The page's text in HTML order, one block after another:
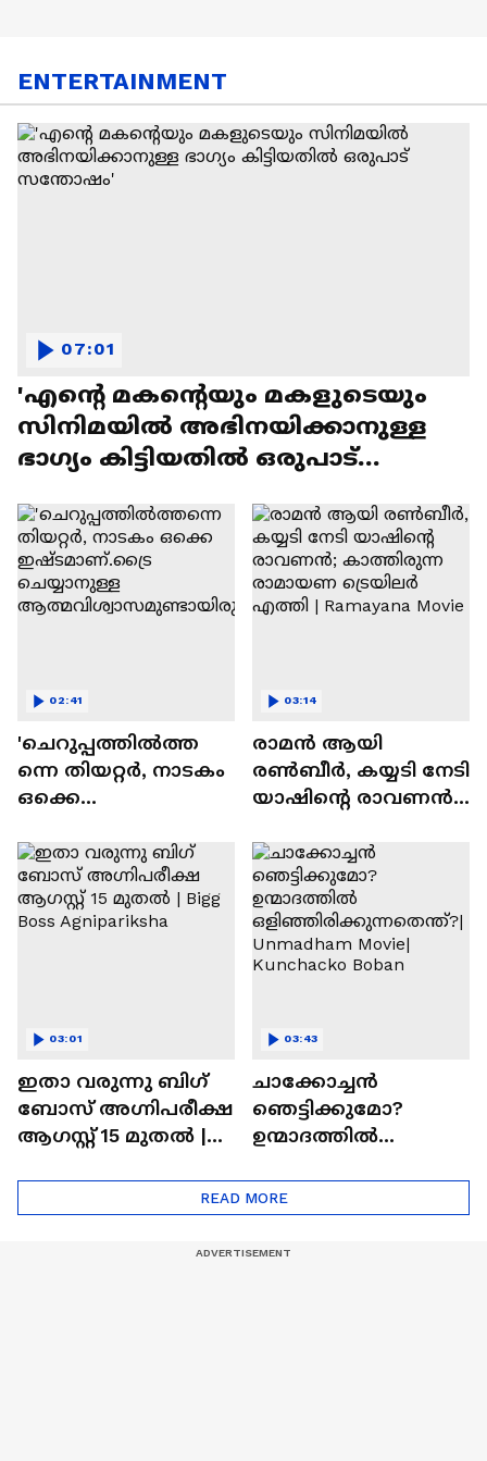
ENTERTAINMENT
'എന്റെ മകന്റെയും മകളുടെയും
സിനിമയിൽ അഭിനയിക്കാനുള്ള
ഭാഗ്യം കിട്ടിയതിൽ ഒരുപാട്
07:01
'ചെറുപ്പത്തിൽത്ത
ന്നെ തിയറ്റർ, നാടകം
ഒക്കെ
ചെയ്യാനുള്ള
ആത്മവിശ്വാസമുണ്ടാ
യിരുന്നില്ല'
02:41
രാമന്‍ ആയി
രൺബീർ, കയ്യടി നേടി
യാഷിന്റെ രാവണൻ;
രാമായണ ട്രെയിലർ
എത്തി | Ramayana
Movie
03:14
ഇതാ വരുന്നു ബിഗ്
ബോസ് അഗ്നിപരീക്ഷ
ആഗസ്റ്റ് 15 മുതൽ |
03:01
ചാക്കോച്ചന്‍
ഞെട്ടിക്കുമോ?
ഉന്മാദത്തിൽ
ന്ത്?| Unmadham
Movie| Kunchacko
03:43
READ MORE